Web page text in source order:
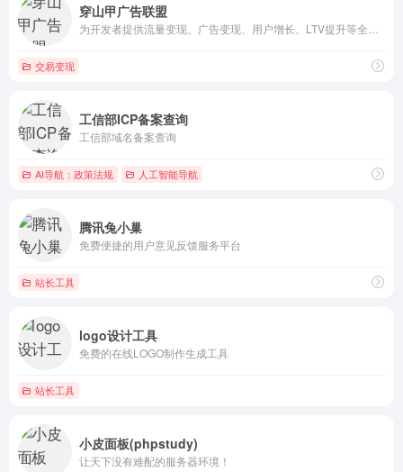
穿山甲广告联盟
交易变现
工信部ICP备案查询
工信部域名备案查询
AI导航：政策法规 人工智能导航
腾讯兔小巢
免费便捷的用户意见反馈服务平台
站长工具
logo设计工具
免费的在线LOGO制作生成工具
站长工具
小皮面板(phpstudy)
让天下没有难配的服务器环境！